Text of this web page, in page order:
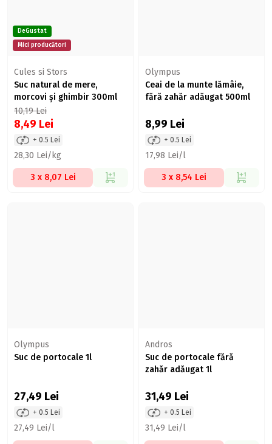
DeGustat
Mici producători
Cules si Stors
Suc natural de mere,
morcovi și ghimbir 300ml
10,19Lei
8,49 Lei
+ 0.5 Lei
28,30 Lei/kg
3 x 8,07 Lei
Olympus
Ceai de la munte lămâie,
fără zahăr adăugat 500ml
8,99 Lei
+ 0.5 Lei
17,98 Lei/l
3 x 8,54 Lei
Olympus
Suc de portocale 1l
27,49 Lei
+ 0.5 Lei
27,49 Lei/l
Andros
Suc de portocale fără
zahăr adăugat 1l
31,49 Lei
+ 0.5 Lei
31,49 Lei/l